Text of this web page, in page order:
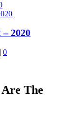
2020
| 0
The